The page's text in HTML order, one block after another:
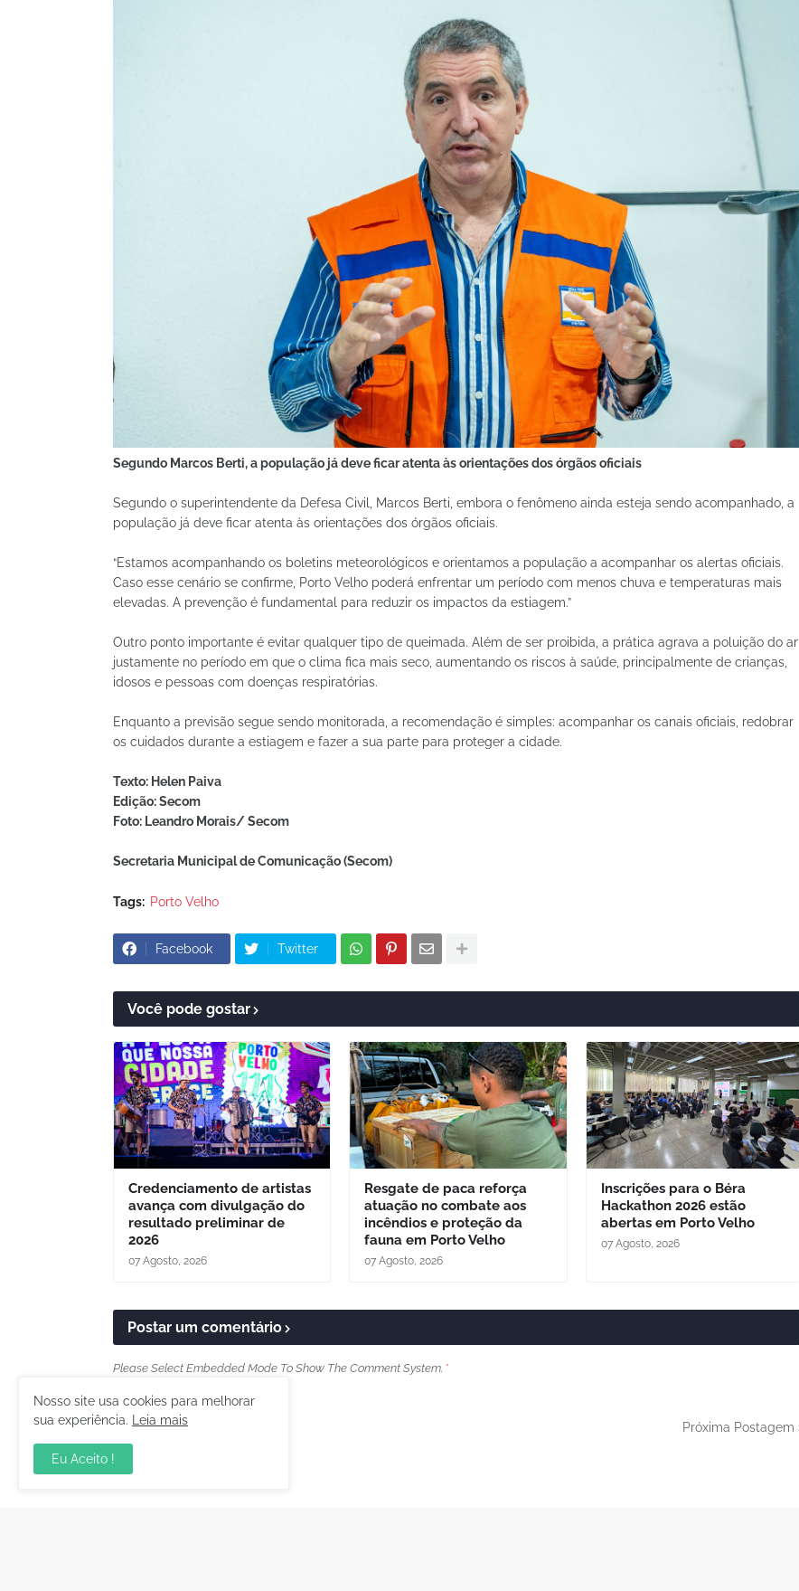
Segundo Marcos Berti, a população já deve ficar atenta às orientações dos órgãos oficiais
Segundo o superintendente da Defesa Civil, Marcos Berti, embora o fenômeno ainda esteja sendo acompanhado, a
população já deve ficar atenta às orientações dos órgãos oficiais.
“Estamos acompanhando os boletins meteorológicos e orientamos a população a acompanhar os alertas oficiais.
Caso esse cenário se confirme, Porto Velho poderá enfrentar um período com menos chuva e temperaturas mais
elevadas. A prevenção é fundamental para reduzir os impactos da estiagem.”
Outro ponto importante é evitar qualquer tipo de queimada. Além de ser proibida, a prática agrava a poluição do ar
justamente no período em que o clima fica mais seco, aumentando os riscos à saúde, principalmente de crianças,
idosos e pessoas com doenças respiratórias.
Enquanto a previsão segue sendo monitorada, a recomendação é simples: acompanhar os canais oficiais, redobrar
os cuidados durante a estiagem e fazer a sua parte para proteger a cidade.
Texto: Helen Paiva
Edição: Secom
Foto: Leandro Morais/ Secom
Secretaria Municipal de Comunicação (Secom)
Tags: Porto Velho
Facebook Twitter
Você pode gostar
Credenciamento de artistas
avança com divulgação do
resultado preliminar de
2026
07 Agosto, 2026
Resgate de paca reforça
atuação no combate aos
incêndios e proteção da
fauna em Porto Velho
07 Agosto, 2026
Inscrições para o Béra
Hackathon 2026 estão
abertas em Porto Velho
07 Agosto, 2026
Postar um comentário
Please Select Embedded Mode To Show The Comment System. *
Postagem Anterior Próxima Postagem
Nosso site usa cookies para melhorar
sua experiência.
Leia mais
Eu Aceito !